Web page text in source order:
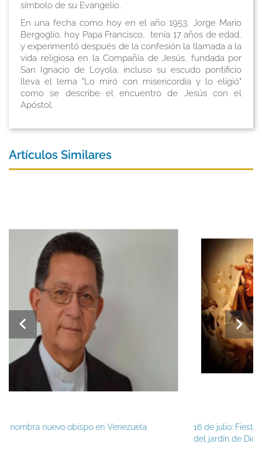
símbolo de su Evangelio.
En una fecha como hoy en el año 1953, Jorge Mario
Bergoglio, hoy Papa Francisco, tenía 17 años de edad,
y experimentó después de la confesión la llamada a la
vida religiosa en la Compañía de Jesús, fundada por
San Ignacio de Loyola, incluso su escudo pontificio
lleva el lema "Lo miró con misericordia y lo eligió"
como se describe el encuentro de Jesús con el
Apóstol.
Artículos Similares
16 de julio: Fiesta de la Virgen del Carmen, la más